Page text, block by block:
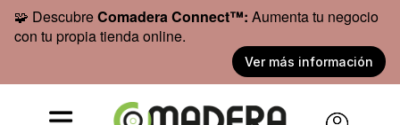
🧩 DescubreComadera Connect™: Aumenta tu negocio
con tu propia tienda online.
Ver más información